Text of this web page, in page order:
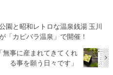
園と昭和レトロな温泉銭湯 ⽟川
「カピバラ温泉」で開催！
事に産まれてきてくれ
る事を願う日々です」